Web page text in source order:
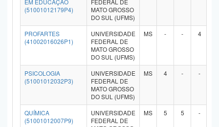
EM EDUCAÇÃO
(51001012179P4)
FEDERAL DE
MATO GROSSO
DO SUL (UFMS)
PROFARTES
(41002016026P1)
UNIVERSIDADE
FEDERAL DE
MATO GROSSO
DO SUL (UFMS)
MS - - 4
PSICOLOGIA
(51001012032P3)
UNIVERSIDADE
FEDERAL DE
MATO GROSSO
DO SUL (UFMS)
MS 4 - -
QUÍMICA
(51001012007P9)
UNIVERSIDADE
FEDERAL DE
MS 5 5 -